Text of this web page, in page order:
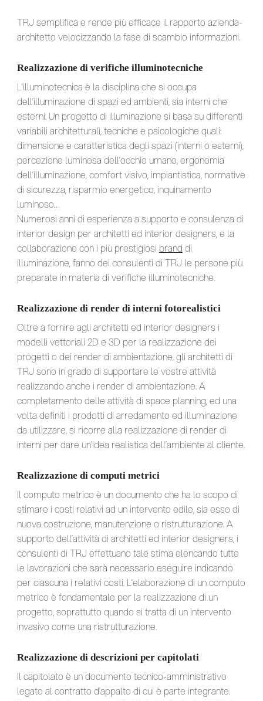
TRJ semplifica e rende più efficace il rapporto azienda-
architetto velocizzando la fase di scambio informazioni.
Realizzazione di verifiche illuminotecniche
L’illuminotecnica è la disciplina che si occupa
dell’illuminazione di spazi ed ambienti, sia interni che
esterni. Un progetto di illuminazione si basa su differenti
variabili architetturali, tecniche e psicologiche quali:
dimensione e caratteristica degli spazi (interni o esterni),
percezione luminosa dell’occhio umano, ergonomia
dell’illuminazione, comfort visivo, impiantistica, normative
di sicurezza, risparmio energetico, inquinamento
luminoso…
Numerosi anni di esperienza a supporto e consulenza di
interior design per architetti ed interior designers, e la
collaborazione con i più prestigiosi brand di
illuminazione, fanno dei consulenti di TRJ le persone più
preparate in materia di verifiche illuminotecniche.
Realizzazione di render di interni fotorealistici
Oltre a fornire agli architetti ed interior designers i
modelli vettoriali 2D e 3D per la realizzazione dei
progetti o dei render di ambientazione, gli architetti di
TRJ sono in grado di supportare le vostre attività
realizzando anche i render di ambientazione. A
completamento delle attività di space planning, ed una
volta definiti i prodotti di arredamento ed illuminazione
da utilizzare, si ricorre alla realizzazione di render di
interni per dare un’idea realistica dell’ambiente al cliente.
Realizzazione di computi metrici
Il computo metrico è un documento che ha lo scopo di
stimare i costi relativi ad un intervento edile, sia esso di
nuova costruzione, manutenzione o ristrutturazione. A
supporto dell’attività di architetti ed interior designers, i
consulenti di TRJ effettuano tale stima elencando tutte
le lavorazioni che sarà necessario eseguire indicando
per ciascuna i relativi costi. L’elaborazione di un computo
metrico è fondamentale per la realizzazione di un
progetto, soprattutto quando si tratta di un intervento
invasivo come una ristrutturazione.
Realizzazione di descrizioni per capitolati
Il capitolato è un documento tecnico-amministrativo
legato al contratto d’appalto di cui è parte integrante.